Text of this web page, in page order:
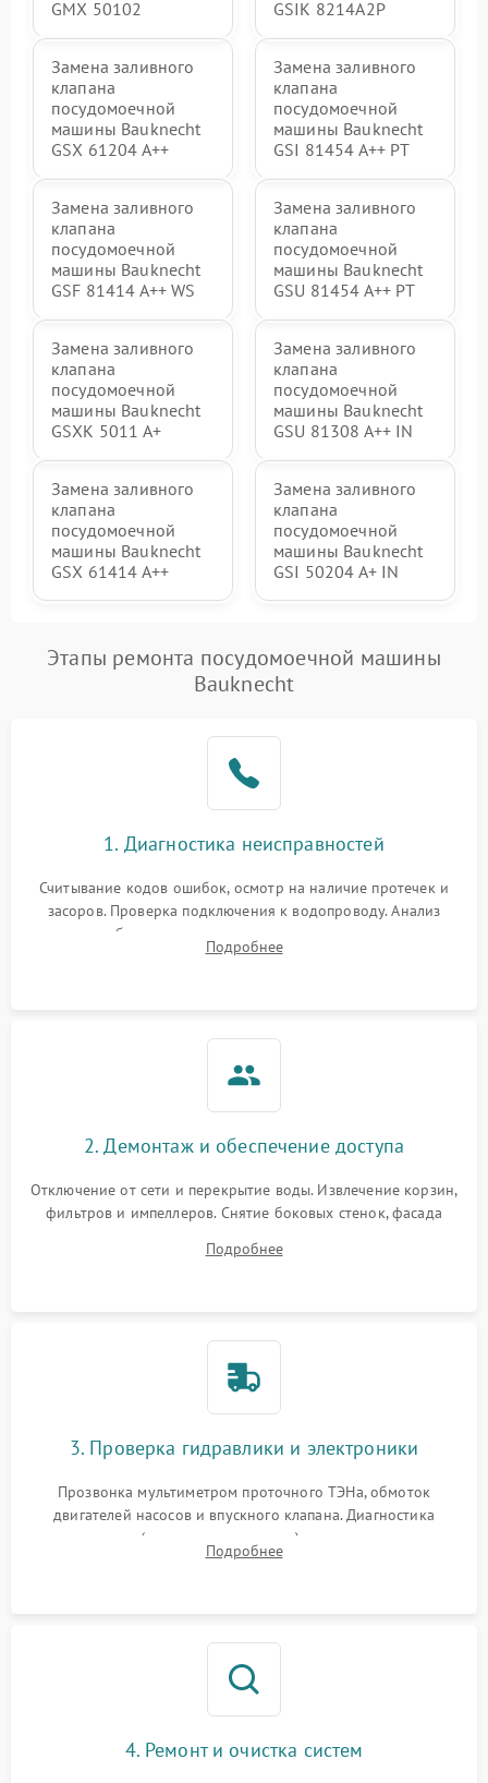
GMX 50102 GSIK 8214A2P
Замена заливного
клапана
посудомоечной
машины Bauknecht
GSX 61204 A++
Замена заливного
клапана
посудомоечной
машины Bauknecht
GSI 81454 A++ PT
Замена заливного
клапана
посудомоечной
машины Bauknecht
GSF 81414 A++ WS
Замена заливного
клапана
посудомоечной
машины Bauknecht
GSU 81454 A++ PT
Замена заливного
клапана
посудомоечной
машины Bauknecht
GSXK 5011 A+
Замена заливного
клапана
посудомоечной
машины Bauknecht
GSU 81308 A++ IN
Замена заливного
клапана
посудомоечной
машины Bauknecht
GSX 61414 A++
Замена заливного
клапана
посудомоечной
машины Bauknecht
GSI 50204 A+ IN
Этапы ремонта посудомоечной машины
Bauknecht
1. Диагностика неисправностей
Считывание кодов ошибок, осмотр на наличие протечек и
засоров. Проверка подключения к водопроводу. Анализ
жалоб на отсутствие слива, нагрева, вращения
разбрызгивателей или срабатывание системы защиты
Подробнее
2. Демонтаж и обеспечение доступа
Отключение от сети и перекрытие воды. Извлечение корзин,
фильтров и импеллеров. Снятие боковых стенок, фасада
циркуляционному насосу, ТЭНу и сливной помпе.
Подробнее
3. Проверка гидравлики и электроники
Прозвонка мультиметром проточного ТЭНа, обмоток
двигателей насосов и впускного клапана. Диагностика
прессостата (датчика уровня воды), датчика мутности,
концевика дверцы и электронного модуля управления.
Подробнее
4. Ремонт и очистка систем